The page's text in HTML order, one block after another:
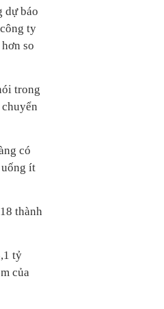
dự báo
ty
so
trong
có
ít
thành
tỷ
của